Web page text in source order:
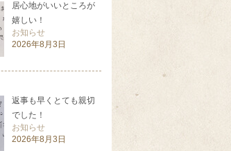
居心地がいいところが
嬉しい！
お知らせ
2026年8月3日
返事も早くとても親切
でした！
お知らせ
2026年8月3日